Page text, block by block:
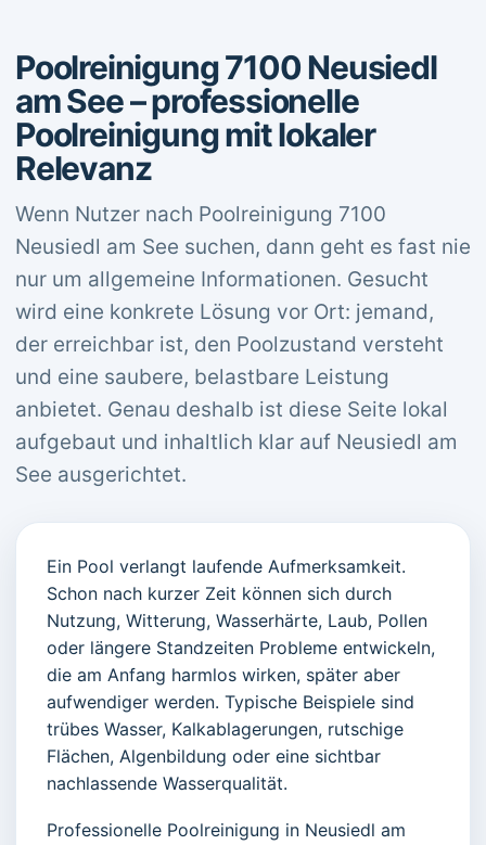
Poolreinigung 7100 Neusiedl
am See – professionelle
Poolreinigung mit lokaler
Relevanz
Wenn Nutzer nach Poolreinigung 7100
Neusiedl am See suchen, dann geht es fast nie
nur um allgemeine Informationen. Gesucht
wird eine konkrete Lösung vor Ort: jemand,
der erreichbar ist, den Poolzustand versteht
und eine saubere, belastbare Leistung
anbietet. Genau deshalb ist diese Seite lokal
aufgebaut und inhaltlich klar auf Neusiedl am
See ausgerichtet.
Ein Pool verlangt laufende Aufmerksamkeit.
Schon nach kurzer Zeit können sich durch
Nutzung, Witterung, Wasserhärte, Laub, Pollen
oder längere Standzeiten Probleme entwickeln,
die am Anfang harmlos wirken, später aber
aufwendiger werden. Typische Beispiele sind
trübes Wasser, Kalkablagerungen, rutschige
Flächen, Algenbildung oder eine sichtbar
nachlassende Wasserqualität.
Professionelle Poolreinigung in Neusiedl am